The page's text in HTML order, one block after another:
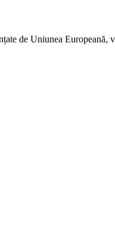
de Uniunea Europeană,